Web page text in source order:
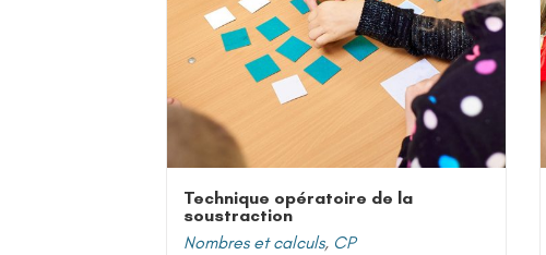
Technique opératoire de la
soustraction
Nombres et calculs, CP